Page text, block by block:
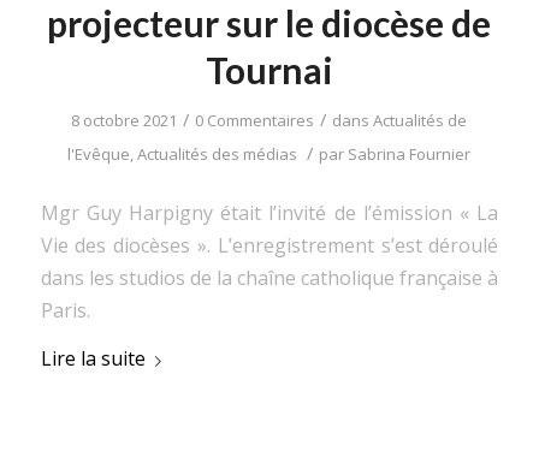
projecteur sur le diocèse de
Tournai
8 octobre 2021 / 0 Commentaires / dansActualités de
l'Evêque,Actualités des médias / par Sabrina Fournier
Mgr Guy Harpigny était l’invité de l’émission « La
Vie des diocèses ». L’enregistrement s’est déroulé
dans les studios de la chaîne catholique française à
Paris.
Lire la suite